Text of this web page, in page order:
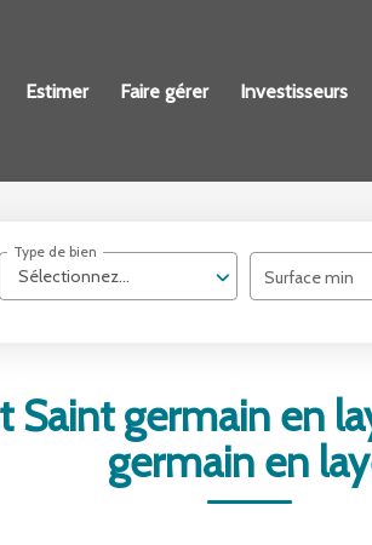
Estimer Faire gérer Investisseurs
Sélectionnez...
Type de bien
Surface min
germain en
germain en